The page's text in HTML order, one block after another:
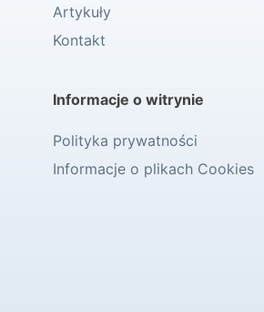
Artykuły
Kontakt
Informacje o witrynie
Polityka prywatności
Informacje o plikach Cookies